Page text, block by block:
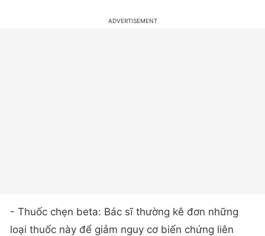
- Thuốc chẹn beta: Bác sĩ thường kê đơn những
loại thuốc này để giảm nguy cơ biến chứng liên